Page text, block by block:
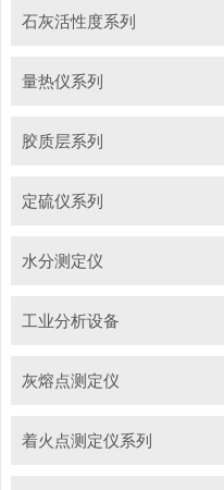
石灰活性度系列
量热仪系列
胶质层系列
定硫仪系列
水分测定仪
工业分析设备
灰熔点测定仪
着火点测定仪系列